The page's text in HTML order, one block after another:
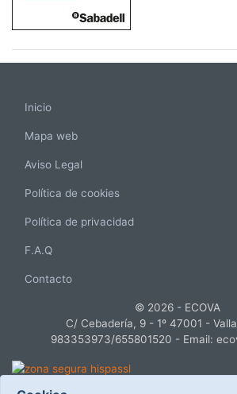
Inicio
Mapa web
Aviso Legal
Política de cookies
Política de privacidad
F.A.Q
Contacto
© 2026 - ECOVA
C/ Cebadería, 9 - 1º 47001 -
983353973/655801520 - Email: